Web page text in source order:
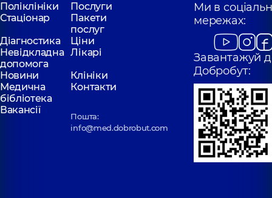
Поліклініки
Послуги
Стаціонар
Пакети
послуг
Діагностика
Ціни
Невідкладна
допомога
Лікарі
Новини
Клініки
Медична
бібліотека
Контакти
Вакансії
Пошта:
info@med.dobrobut.com
Ми в
мережах:
Завантажуй
Добробут: